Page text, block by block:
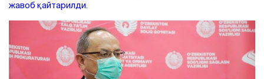
жавоб қайтарилди.